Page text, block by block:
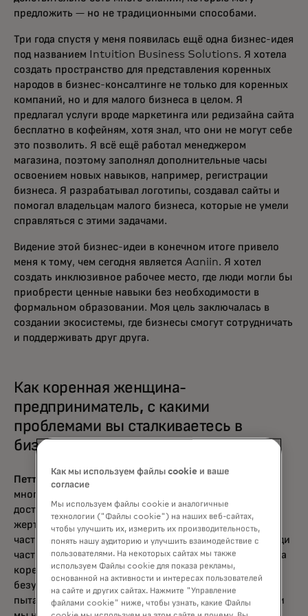
предложить — но не традиционными способами.
Три года спустя у меня появилась ещё одна бизнес-идея
под названием Intuition Business Solutions. Я хотела
создать пространство для представления коренных
народов в бизнес-консалтинге не только для коренных
компаний, но и для малого бизнеса в целом. Я
предлагал услуги вроде маркетинга или редизайна сайта
бесплатно в кофейням, хотя знал, что они не могут себе
это позволить. Я всё ещё работал менеджером
магазина, поэтому заполнял дополнительные часы
освоением новых навыков, например, регистрации
бизнеса. Я разрабатывал логотипы, создавал сайты и
помогал владельцам малого бизнеса, которые не умели
справляться с этими задачами.
Видение этой бизнес-идеи в конечном итоге привело
меня к тому, чем сегодня является Aaniin. Я хотел
создать инклюзивное рабочее место, где люди могли бы
приобрести ценные навыки без необходимости в
формальном образовании. Моя цель заключалась в
создании экосистемы, где бизнесы смогут сотрудничать
и поддерживать друг друга.
Как коренная женщина-
предприниматель, с какими
проблемами вы сталкиваетесь в
бизнесе и как с ними справляетесь?
Петтит:
Как коренные народы, мы сталкиваемся со
многими барьерами — культурной апроприацией,
доступом к капиталу и предположением, что должны
жертвовать всю прибыль, потому что нас считают
частью общинной, социалистической экономики. Люди
часто думают, что я жертвую все вырученные средства
коренным благотворительным организациям, что
безумие. Мы — коммерческий бизнес, который
пытается повлиять на экономику коренных народов, и
Как мы используем файлы cookie и ваше
согласие
Мы используем файлы cookie и аналогичные
технологии ("Файлы cookie") на наших веб-сайтах,
чтобы улучшить их, измерить их производительность,
понять нашу аудиторию и улучшить взаимодействие с
пользователями. На некоторых сайтах мы также
используем Файлы cookie для показа рекламы,
основанной на активности и интересах пользователей
на сайте и других сайтах. Нажмите "Управление
файлами cookie" ниже, чтобы узнать, какие Файлы